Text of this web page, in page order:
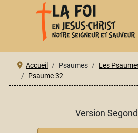
Accueil Psaumes
Les
Psaume 32
Version Segond